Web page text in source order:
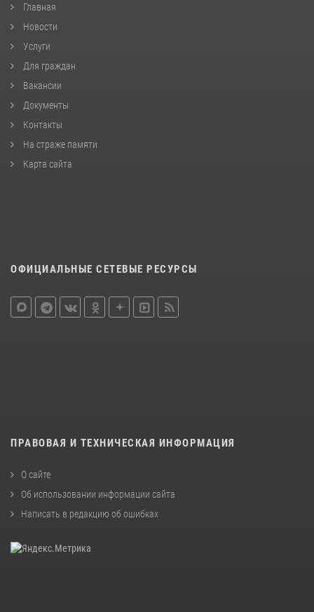
Главная
Новости
Услуги
Для граждан
Вакансии
Документы
Контакты
На страже памяти
Карта сайта
ОФИЦИАЛЬНЫЕ СЕТЕВЫЕ РЕСУРСЫ
ПРАВОВАЯ И ТЕХНИЧЕСКАЯ ИНФОРМАЦИЯ
О сайте
Об использовании информации сайта
Написать в редакцию об ошибках